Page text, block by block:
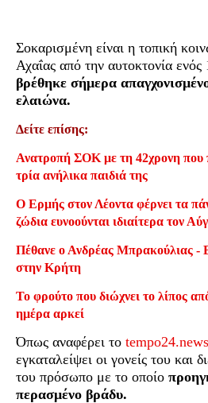
Σοκαρισμένη είναι η τοπική
Αχαΐας από την αυτοκτονία
βρέθηκε σήμερα
ελαιώνα.
Δείτε επίσης:
Ανατροπή ΣΟΚ με τη 42χρονη που
τρία ανήλικα παιδιά της
Ο Ερμής στον Λέοντα φέρνει τα
ζώδια ευνοούνται ιδιαίτερα τον
Πέθανε ο Ανδρέας Μπρακούλιας -
στην Κρήτη
Το φρούτο που διώχνει το λίπος
ημέρα αρκεί
Όπως αναφέρει το tempo24.news
εγκαταλείψει οι γονείς του και
του πρόσωπο με το οποίο
περασμένο βράδυ.